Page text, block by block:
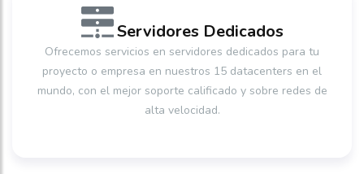
Servidores Dedicados
Ofrecemos servicios en servidores dedicados para tu
proyecto o empresa en nuestros 15 datacenters en el
mundo, con el mejor soporte calificado y sobre redes de
alta velocidad.